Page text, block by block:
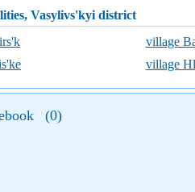
Vasylivs'kyi district
village
village
(0)